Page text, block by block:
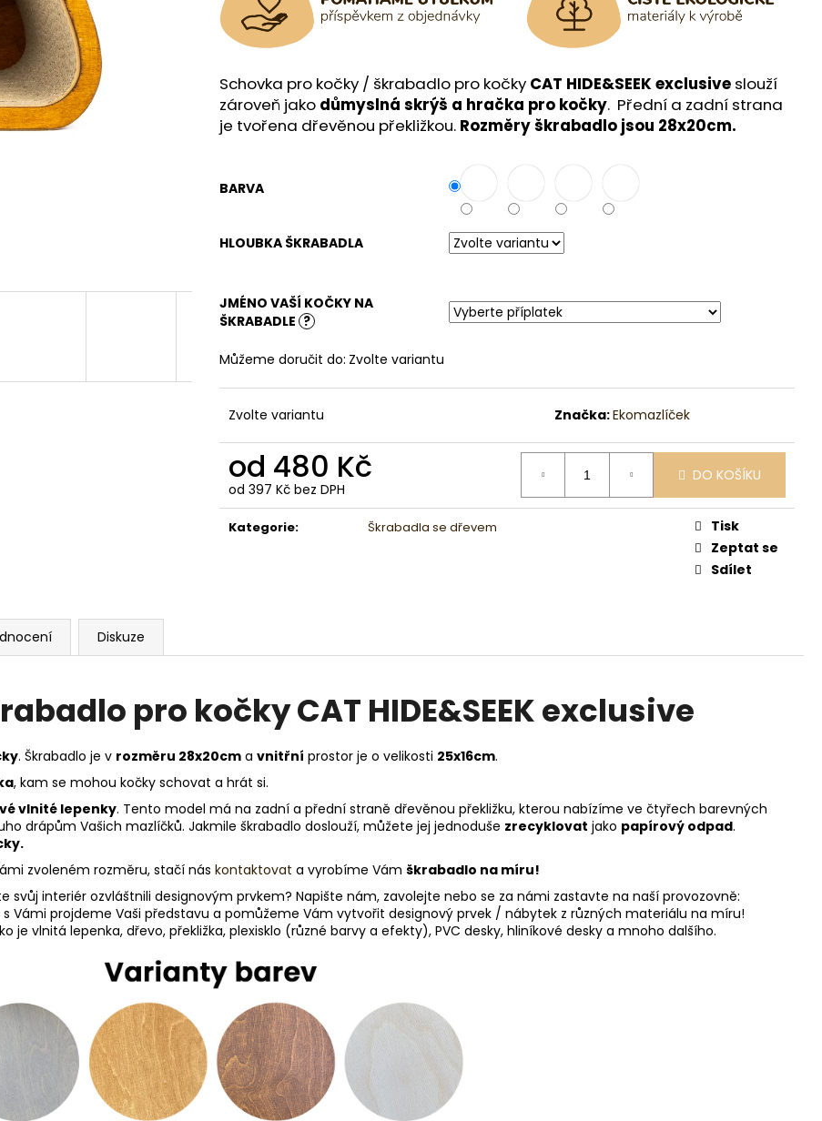
Schovka pro kočky / škrabadlo pro kočky CAT HIDE&SEEK exclusive slouží
zároveň jako důmyslná skrýš a hračka pro kočky. Přední a zadní strana
je tvořena dřevěnou překližkou. Rozměry škrabadlo jsou 28x20cm.
BARVA
HLOUBKA ŠKRABADLA
JMÉNO VAŠÍ KOČKY NA
ŠKRABADLE ?
Můžeme doručit do: Zvolte variantu
Zvolte variantu Značka:Ekomazlíček
od 480 Kč
od 397 Kč bez DPH
Měrná
cena:
DO KOŠÍKU
Kategorie: Škrabadla se dřevem
Tisk
Zeptat se
Sdílet
Diskuze
pro kočky CAT HIDE&SEEK exclusive
. Škrabadlo je v rozměru 28x20cm a vnitřní prostor je o velikosti 25x16cm.
, kam se mohou kočky schovat a hrát si.
vlnité lepenky. Tento model má na zadní a přední straně dřevěnou překližku, kterou nabízíme ve čtyřech barevných
drápům Vašich mazlíčků. Jakmile škrabadlo doslouží, můžete jej jednoduše zrecyklovat jako papírový odpad.
zvoleném rozměru, stačí nás kontaktovat a vyrobíme Vám škrabadlo na míru!
svůj interiér ozvláštnili designovým prvkem? Napište nám, zavolejte nebo se za námi zastavte na naší provozovně:
s Vámi projdeme Vaši představu a pomůžeme Vám vytvořit designový prvek / nábytek z různých materiálu na míru!
vlnitá lepenka, dřevo, překližka, plexisklo (různé barvy a efekty), PVC desky, hliníkové desky a mnoho dalšího.